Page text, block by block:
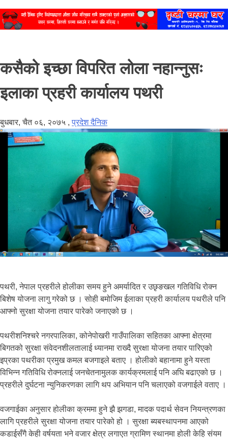
कसैको इच्छा विपरित लोला नहान्नुसः
इलाका प्रहरी कार्यालय पथरी
बुधबार, चैत ०६, २०७५ ,प्रदेश दैनिक
पथरी, नेपाल प्रहरीले होलीका समय हुने अमर्यादित र उछृङखल गतिविधि रोक्न
बिशेष योजना लागु गरेको छ । सोही बमोजिम ईलाका प्रहरी कार्यालय पथरीले पनि
आफ्नो सुरक्षा योजना तयार पारेको जनाएको छ ।
पथरीशनिश्चरे नगरपालिका, कोनेपोखरी गाउँपालिका सहितका आफ्ना क्षेत्रमा
बिगतको सुरक्षा संवेदनशीलतालाई ध्यानमा राख्दै सुरक्षा योजना तयार पारिएको
इप्रका पथरीका प्रमुख कमल बजगाइले बताए । होलीको बहानामा हुने यस्ता
विभिन्न गतिविधि रोक्नलाई जनचेतनामुलक कार्यक्रमलाई पनि अघि बढाएको छ ।
प्रहरीले दुर्घटना न्युनिकरणका लागि थप अभियान पनि चलाएको वजगाईले वताए ।
वजगाईका अनुसार होलीका क्रममा हुने झै झगडा, मादक पदार्थ सेवन नियन्त्रणका
लागि प्रहरीले सुरक्षा योजना तयार पारेको हो । सुरक्षा ब्यबस्थापनमा आएको
कडाईसँगै केही वर्षयता भने वजार क्षेत्र लगाएत ग्रामिण स्थानमा होली केहि संयम